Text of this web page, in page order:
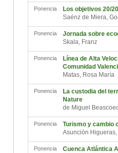
Ponencia
Los objetivos 20/
Saénz de Miera,
Ponencia
Jornada sobre
Skala, Franz
Ponencia
Línea de Alta
Comunidad
Matas, Rosa María
Ponencia
La custodia del
Nature
de Miguel
Ponencia
Turismo y cambio
Asunción
Ponencia
Cuenca Atlántica